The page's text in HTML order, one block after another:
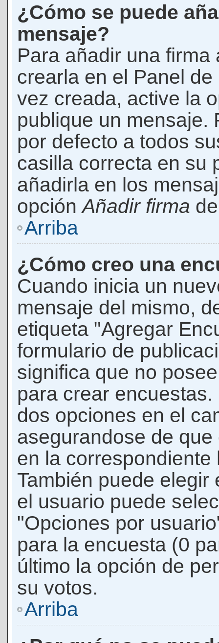
¿Cómo se puede
mensaje?
Para añadir una
crearla en el Panel
vez creada, active la
publique un mensaje.
por defecto a todos
casilla correcta en su
añadirla en los
opciónAñadir firma
Arriba
¿Cómo creo una
Cuando inicia un
mensaje del mismo,
etiqueta "Agregar
formulario de
significa que no
para crear
dos opciones en el
asegurandose de
en la
También puede
el usuario puede
"Opciones por
para la encuesta (0
último la opción de
su votos.
Arriba